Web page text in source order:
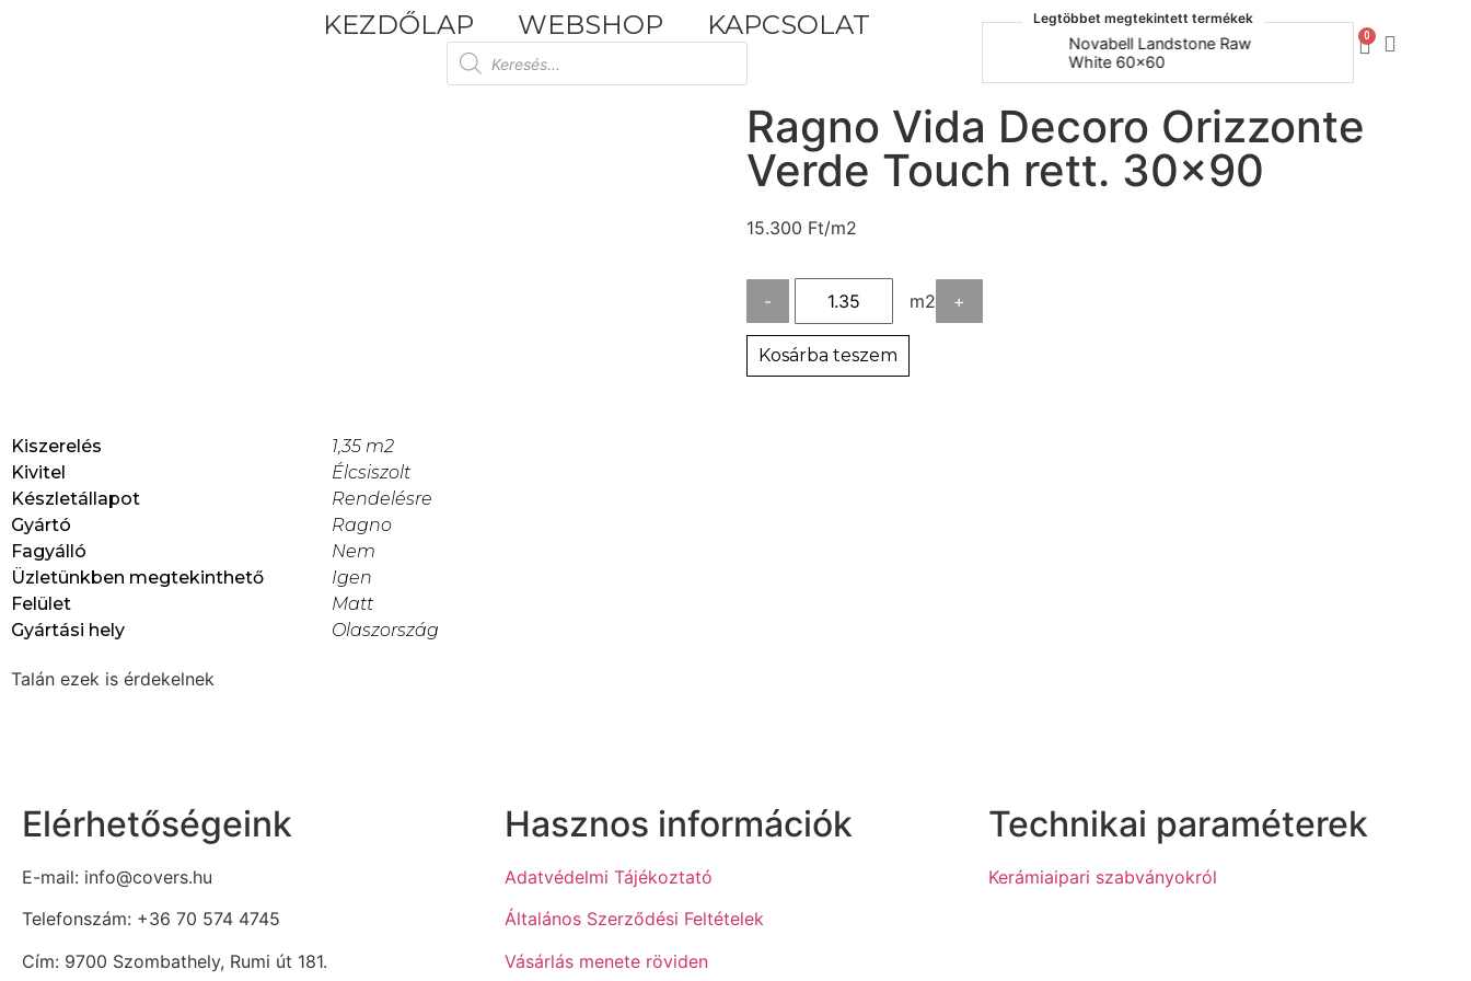
KEZDŐLAP WEBSHOP KAPCSOLAT Legtöbbet megtekintett termékek
Tuscania Durango Medium
Novabell Landstone Raw
White 60x60
0
Ragno Vida Decoro Orizzonte
Verde Touch rett. 30×90
15.300 Ft/m2
- m2 +
Kosárba teszem
Kiszerelés
1,35 m2
Kivitel
Élcsiszolt
Készletállapot
Rendelésre
Gyártó
Ragno
Fagyálló
Nem
Üzletünkben megtekinthető
Igen
Felület
Matt
Gyártási hely
Olaszország
Talán ezek is érdekelnek
Elérhetőségeink
E-mail: info@covers.hu
Telefonszám: +36 70 574 4745
Cím: 9700 Szombathely, Rumi út 181.
Hasznos információk
Adatvédelmi Tájékoztató
Általános Szerződési Feltételek
Vásárlás menete röviden
Technikai paraméterek
Kerámiaipari szabványokról